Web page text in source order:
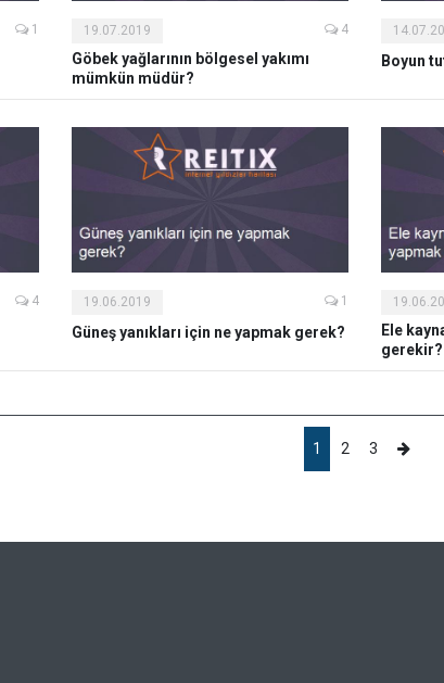
1 19.07.2019 4
Göbek yağlarının bölgesel yakımı
mümkün müdür?
Boyun
4 19.06.2019 1
Güneş yanıkları için ne yapmak gerek?
Ele
gerekir?
1 2 3